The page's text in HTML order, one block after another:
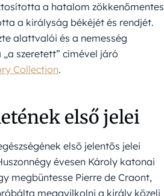
a hatalom zökkenőmentes
a királyság békéjét és rendjét.
alattvalói és a nemesség
szeretett” címével járó
Collection.
első jelei
első jelentős jelei
évesen Károly katonai
megbüntesse Pierre de Craont,
meggyilkolni a király közeli